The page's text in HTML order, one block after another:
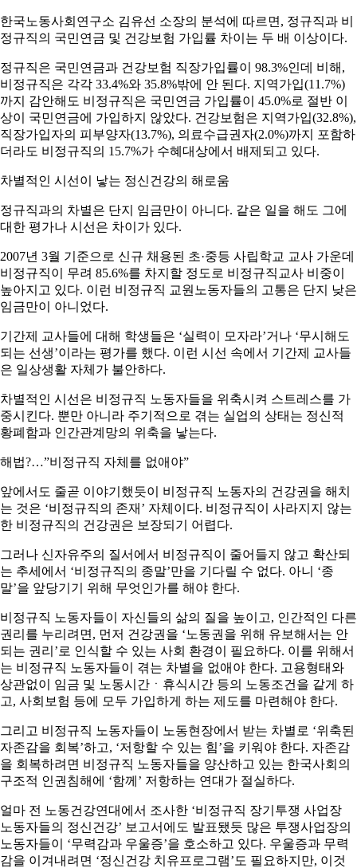
한국노동사회연구소 김유선 소장의 분석에 따르면, 정규직과 비
정규직의 국민연금 및 건강보험 가입률 차이는 두 배 이상이다.
정규직은 국민연금과 건강보험 직장가입률이 98.3%인데 비해,
비정규직은 각각 33.4%와 35.8%밖에 안 된다. 지역가입(11.7%)
까지 감안해도 비정규직은 국민연금 가입률이 45.0%로 절반 이
상이 국민연금에 가입하지 않았다. 건강보험은 지역가입(32.8%),
직장가입자의 피부양자(13.7%), 의료수급권자(2.0%)까지 포함하
더라도 비정규직의 15.7%가 수혜대상에서 배제되고 있다.
차별적인 시선이 낳는 정신건강의 해로움
정규직과의 차별은 단지 임금만이 아니다. 같은 일을 해도 그에
대한 평가나 시선은 차이가 있다.
2007년 3월 기준으로 신규 채용된 초·중등 사립학교 교사 가운데
비정규직이 무려 85.6%를 차지할 정도로 비정규직교사 비중이
높아지고 있다. 이런 비정규직 교원노동자들의 고통은 단지 낮은
임금만이 아니었다.
기간제 교사들에 대해 학생들은 ‘실력이 모자라’거나 ‘무시해도
되는 선생’이라는 평가를 했다. 이런 시선 속에서 기간제 교사들
은 일상생활 자체가 불안하다.
차별적인 시선은 비정규직 노동자들을 위축시켜 스트레스를 가
중시킨다. 뿐만 아니라 주기적으로 겪는 실업의 상태는 정신적
황폐함과 인간관계망의 위축을 낳는다.
해법?…”비정규직 자체를 없애야”
앞에서도 줄곧 이야기했듯이 비정규직 노동자의 건강권을 해치
는 것은 ‘비정규직의 존재’ 자체이다. 비정규직이 사라지지 않는
한 비정규직의 건강권은 보장되기 어렵다.
그러나 신자유주의 질서에서 비정규직이 줄어들지 않고 확산되
는 추세에서 ‘비정규직의 종말’만을 기다릴 수 없다. 아니 ‘종
말’을 앞당기기 위해 무엇인가를 해야 한다.
비정규직 노동자들이 자신들의 삶의 질을 높이고, 인간적인 다른
권리를 누리려면, 먼저 건강권을 ‘노동권을 위해 유보해서는 안
되는 권리’로 인식할 수 있는 사회 환경이 필요하다. 이를 위해서
는 비정규직 노동자들이 겪는 차별을 없애야 한다. 고용형태와
상관없이 임금 및 노동시간ㆍ휴식시간 등의 노동조건을 같게 하
고, 사회보험 등에 모두 가입하게 하는 제도를 마련해야 한다.
그리고 비정규직 노동자들이 노동현장에서 받는 차별로 ‘위축된
자존감을 회복’하고, ‘저항할 수 있는 힘’을 키워야 한다. 자존감
을 회복하려면 비정규직 노동자들을 양산하고 있는 한국사회의
구조적 인권침해에 ‘함께’ 저항하는 연대가 절실하다.
얼마 전 노동건강연대에서 조사한 ‘비정규직 장기투쟁 사업장
노동자들의 정신건강’ 보고서에도 발표됐듯 많은 투쟁사업장의
노동자들이 ‘무력감과 우울증’을 호소하고 있다. 우울증과 무력
감을 이겨내려면 ‘정신건강 치유프로그램’도 필요하지만, 이것